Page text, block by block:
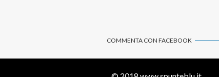
COMMENTA CON FACEBOOK